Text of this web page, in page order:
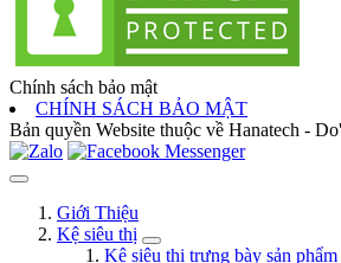
Chính sách bảo mật
CHÍNH SÁCH BẢO MẬT
Bản quyền Website thuộc về Hanatech -
Giới Thiệu
Kệ siêu thị
Kệ siêu thị trưng bày sản phẩm